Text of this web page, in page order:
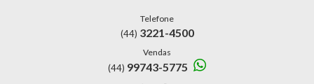
Telefone
(44) 3221-4500
Vendas
(44) 99743-5775